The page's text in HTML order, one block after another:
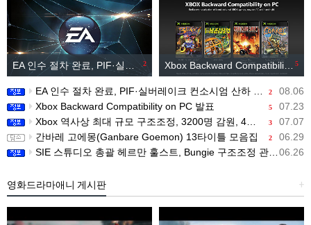
2
EA 인수 절차 완료, PIF·실버레이크 컨소시엄 산하 편입 5
Xbox Backward Compatibility on PC 발표
2 08.06
EA 인수 절차 완료, PIF·실버레이크 컨소시엄 산하 편입
5 07.23
Xbox Backward Compatibility on PC 발표
3 07.07
Xbox 역사상 최대 규모 구조조정, 3200명 감원, 4개 스튜디오 분리
2 06.29
간바레 고에몽(Ganbare Goemon) 13타이틀 모음집
06.26
SIE 스튜디오 총괄 헤르만 훌스트, Bungie 구조조정 관련 직원 메시지 공개
+
영화드라마애니 게시판